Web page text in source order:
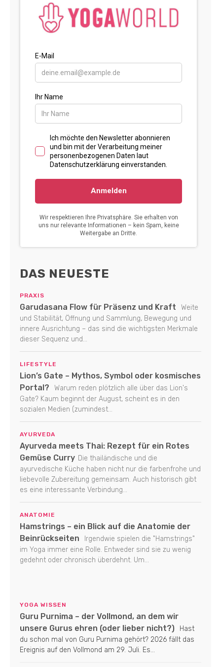
DAS NEUESTE
PRAXIS
Garudasana Flow für Präsenz und Kraft
Weite
und Stabilität, Öffnung und Sammlung, Bewegung und
innere Ausrichtung – das sind die wichtigsten Merkmale
dieser Sequenz und...
LIFESTYLE
Lion’s Gate – Mythos, Symbol oder kosmisches
Portal?
Warum reden plötzlich alle über das Lion's
Gate? Kaum beginnt der August, scheint es in den
sozialen Medien (zumindest...
AYURVEDA
Ayurveda meets Thai: Rezept für ein Rotes
Gemüse Curry Die thailändische und die
ayurvedische Küche haben nicht nur die farbenfrohe und
liebevolle Zubereitung gemeinsam. Auch historisch gibt
es eine interessante Verbindung...
ANATOMIE
Hamstrings – ein Blick auf die Anatomie der
Beinrückseiten
Irgendwie spielen die "Hamstrings"
im Yoga immer eine Rolle. Entweder sind sie zu wenig
gedehnt oder chronisch überdehnt. Um...
YOGA WISSEN
Guru Purnima – der Vollmond, an dem wir
unsere Gurus ehren (oder lieber nicht?)
Hast
du schon mal von Guru Purnima gehört? 2026 fällt das
Ereignis auf den Vollmond am 29. Juli. Es...